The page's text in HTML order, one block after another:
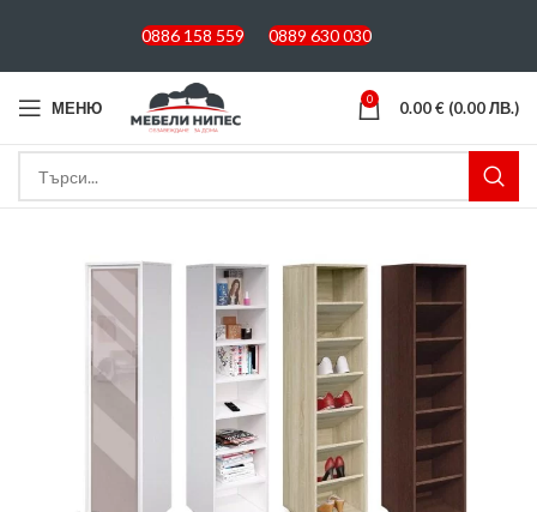
0886 158 559 0889 630 030
МЕНЮ 0 0.00€ (0.00 ЛВ.)